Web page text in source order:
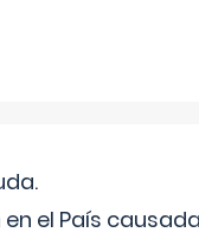
el País